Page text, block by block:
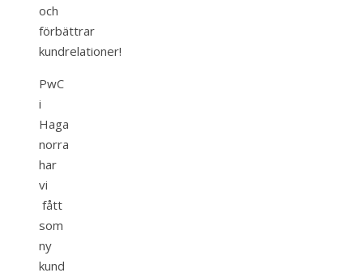
och
förbättrar
kundrelationer!
PwC
i
Haga
norra
har
vi
fått
som
ny
kund